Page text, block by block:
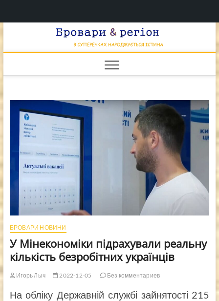
НАРОДЖУЄТЬСЯ
БРОВАРИ НОВИНИ
У Мінекономіки підрахували реальну
кількість безробітних українців
Игорь Лыч 2022-12-05 Без комментариев
На обліку Державній службі зайнятості 215